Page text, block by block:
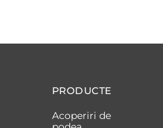
PRODUCTE
Acoperiri de